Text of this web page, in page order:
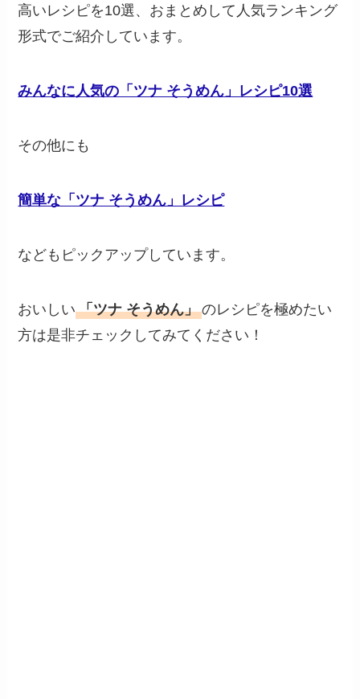
高いレシピを10選、おまとめして人気ランキング
形式でご紹介しています。
みんなに人気の「ツナ そうめん」レシピ10選
その他にも
簡単な「ツナ そうめん」レシピ
などもピックアップしています。
おいしい 「ツナ そうめん」 のレシピを極めたい
方は是非チェックしてみてください！